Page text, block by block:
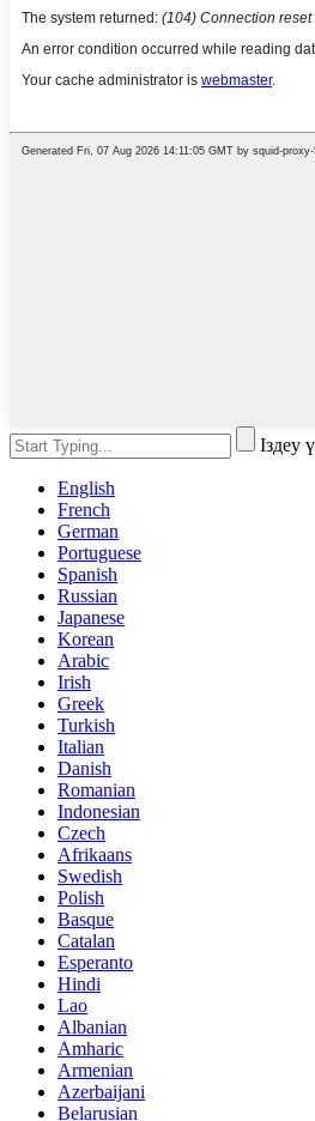
Іздеу
English
French
German
Portuguese
Spanish
Russian
Japanese
Korean
Arabic
Irish
Greek
Turkish
Italian
Danish
Romanian
Indonesian
Czech
Afrikaans
Swedish
Polish
Basque
Catalan
Esperanto
Hindi
Lao
Albanian
Amharic
Armenian
Azerbaijani
Belarusian